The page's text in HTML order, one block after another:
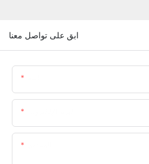
ابق على تواصل معنا